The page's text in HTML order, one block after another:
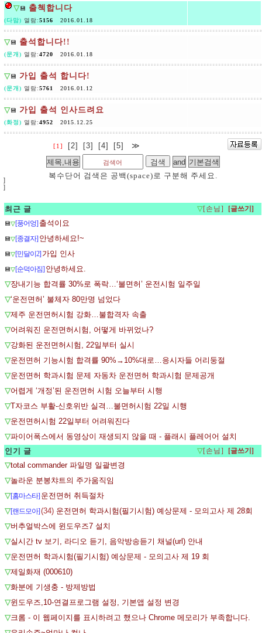
▽💾 출첵합니다
(다맘) 열람:5156 2016.01.18
▽💾 출석합니다!!
(문개) 열람:4720 2016.01.18
▽💾 가입 출석 합니다!
(문개) 열람:5761 2016.01.12
▽💾 가입 출석 인사드려요
(화정) 열람:4952 2015.12.25
[1] [2] [3] [4] [5] ≫
복수단어 검색은 공백(space)로 구분해 주세요.
]
]
최근 글 ▽[손님]
💾▽[풍어엉] 출석이요
💾▽[종결자] 안녕하세요!~
💾▽[민달이2] 가입 인사
💾▽[순덕아짐] 안녕하세요.
▽장내기능 합격률 30%로 폭락…‘불면허’ 운전시험 일주일
▽‘운전면허’ 불체자 80만명 넘었다
▽제주 운전면허시험 강화…불합격자 속출
▽어려워진 운전면허시험, 어떻게 바뀌었나?
▽강화된 운전면허시험, 22일부터 실시
▽운전면허 기능시험 합격률 90%→10%대로…응시자들 어리둥절
▽운전면허 학과시험 문제 자동차 운전면허 학과시험 문제공개
▽어렵게 ‘개정’된 운전면허 시험 오늘부터 시행
▽T자코스 부활-신호위반 실격…불면허시험 22일 시행
▽운전면허시험 22일부터 어려워진다
▽파이어폭스에서 동영상이 재생되지 않을 때 - 플래시 플레어어 설치
인기 글
▽[손님]
▽total commander 파일명 일괄변경
▽놀라운 분봉챠트의 주가움직임
▽[홈마스타] 운전면허 취득절차
▽[랜드모아](34) 운전면허 학과시험(필기시험) 예상문제 - 모의고사 제 28회
▽버추얼박스에 윈도우즈7 설치
▽실시간 tv 보기, 라디오 듣기, 음악방송듣기 채널(url) 안내
▽운전면허 학과시험(필기시험) 예상문제 - 모의고사 제 19 회
▽제일화재 (000610)
▽화분에 기생충 - 방제방법
▽윈도우즈,10-연결프로그램 설정, 기본앱 설정 변경
▽크롬 - 이 웹페이지를 표시하려고 했으나 Chrome 메모리가 부족합니다.